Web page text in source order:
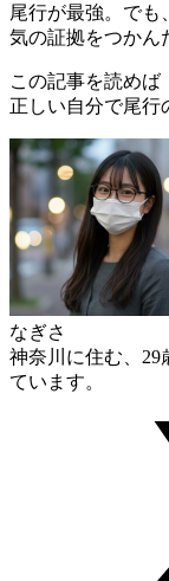
尾行が最強。でも
気の証拠をつかん
この記事を読めば
正しい自分で尾行
なぎさ
神奈川に住む、29
ています。